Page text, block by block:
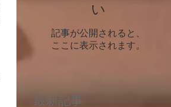
い
記事が公開されると、
ここに表示されます。
最新記事